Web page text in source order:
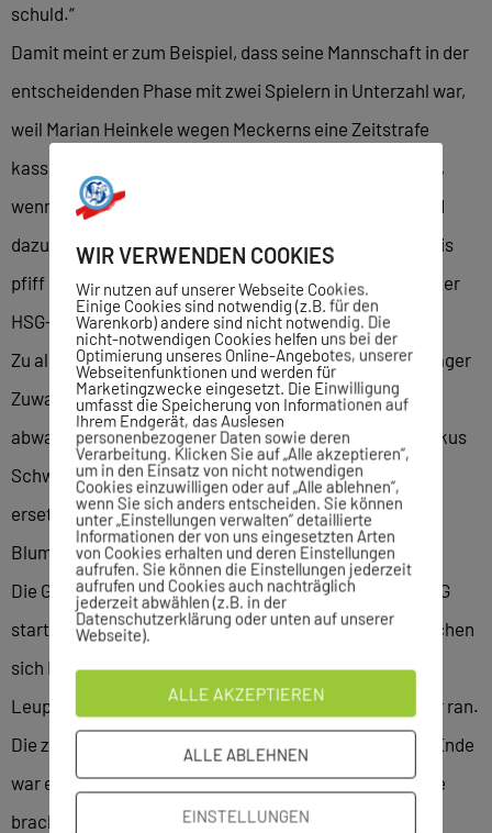
schuld.“
Damit meint er zum Beispiel, dass seine Mannschaft in der
entscheidenden Phase mit zwei Spielern in Unterzahl war,
weil Marian Heinkele wegen Meckerns eine Zeitstrafe
kassierte. Oder, dass seine Mannschaft meistens dann,
wenn es eng wurde, recht einfache Fehler machte. Und
dazu kam ein Schiedsrichtergespann, das zweimal Kreis
pfiff und einen Kempa-Trick nicht gelten ließ, was auf der
HSG-Seite keiner so richtig verstehen konnte.
Zu allem Überfluss hat jetzt auch noch das Verletztenlager
Zuwachs bekommen. Allerdings muss man erst einmal
abwarten, wie schlimm die Knöchelverletzung von Markus
Schwab tatsächlich ist. Er knickte früh um, „und ihn zu
ersetzen, ist wirklich nicht leicht“, sagt Volker
Blumenschein.
Die Geschichte des Spiels im Schnelldurchlauf: Die HSG
startete stark, war früh mit drei Toren weg. Dann schlichen
sich Fehler ein. Markus Schwab verletzte sich. Fabian
Leupolz brachte das Team kurz vor der Halbzeit wieder ran.
Die zweite Halbzeit konnte sich sehen lassen, und am Ende
war es eine Nervenschlacht, die dieses Mal keine Beute
brachte.
WIR VERWENDEN COOKIES
Wir nutzen auf unserer Webseite Cookies.
Einige Cookies sind notwendig (z.B. für den
Warenkorb) andere sind nicht notwendig. Die
nicht-notwendigen Cookies helfen uns bei der
Optimierung unseres Online-Angebotes, unserer
Webseitenfunktionen und werden für
Marketingzwecke eingesetzt. Die Einwilligung
umfasst die Speicherung von Informationen auf
Ihrem Endgerät, das Auslesen
personenbezogener Daten sowie deren
Verarbeitung. Klicken Sie auf „Alle akzeptieren“,
um in den Einsatz von nicht notwendigen
Cookies einzuwilligen oder auf „Alle ablehnen“,
wenn Sie sich anders entscheiden. Sie können
unter „Einstellungen verwalten“ detaillierte
Informationen der von uns eingesetzten Arten
von Cookies erhalten und deren Einstellungen
aufrufen. Sie können die Einstellungen jederzeit
aufrufen und Cookies auch nachträglich
jederzeit abwählen (z.B. in der
Datenschutzerklärung oder unten auf unserer
Webseite).
ALLE AKZEPTIEREN
ALLE ABLEHNEN
EINSTELLUNGEN